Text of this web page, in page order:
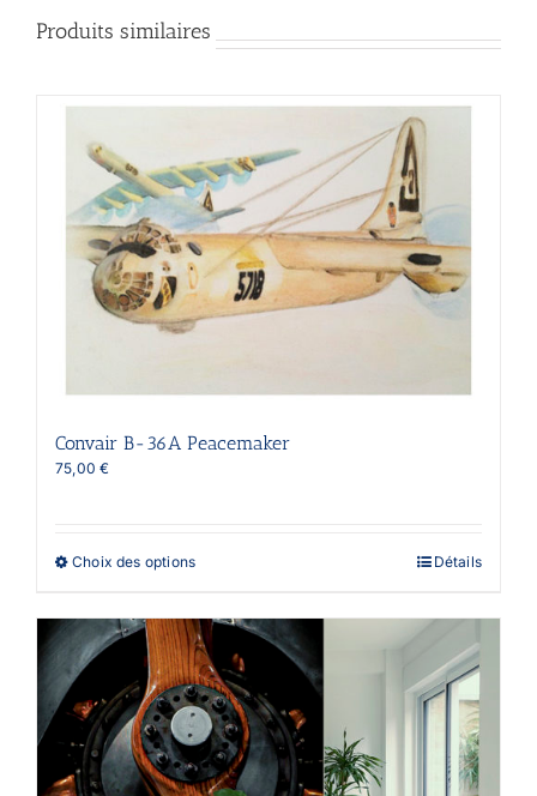
Produits similaires
Convair B-36A Peacemaker
75,00€
Choix des optionsCe
plusieurs
variations.
Les
options
peuvent
être
choisies
sur
Détails